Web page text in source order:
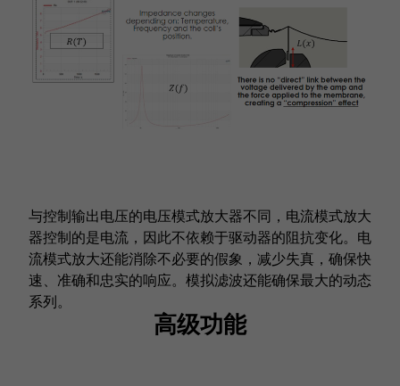
与控制输出电压的电压模式放大器不同，电流模式放大
器控制的是电流，因此不依赖于驱动器的阻抗变化。电
流模式放大还能消除不必要的假象，减少失真，确保快
速、准确和忠实的响应。模拟滤波还能确保最大的动态
系列。
高级功能